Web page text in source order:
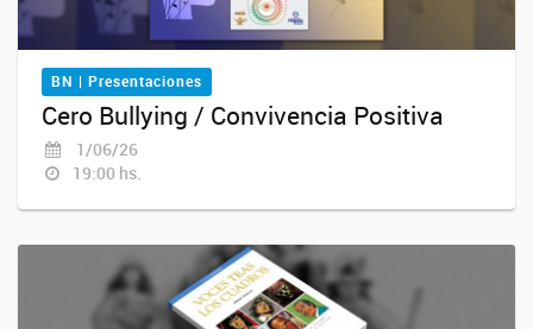
BN | Presentaciones
Cero Bullying / Convivencia Positiva
1/06/26
19:00 hs.